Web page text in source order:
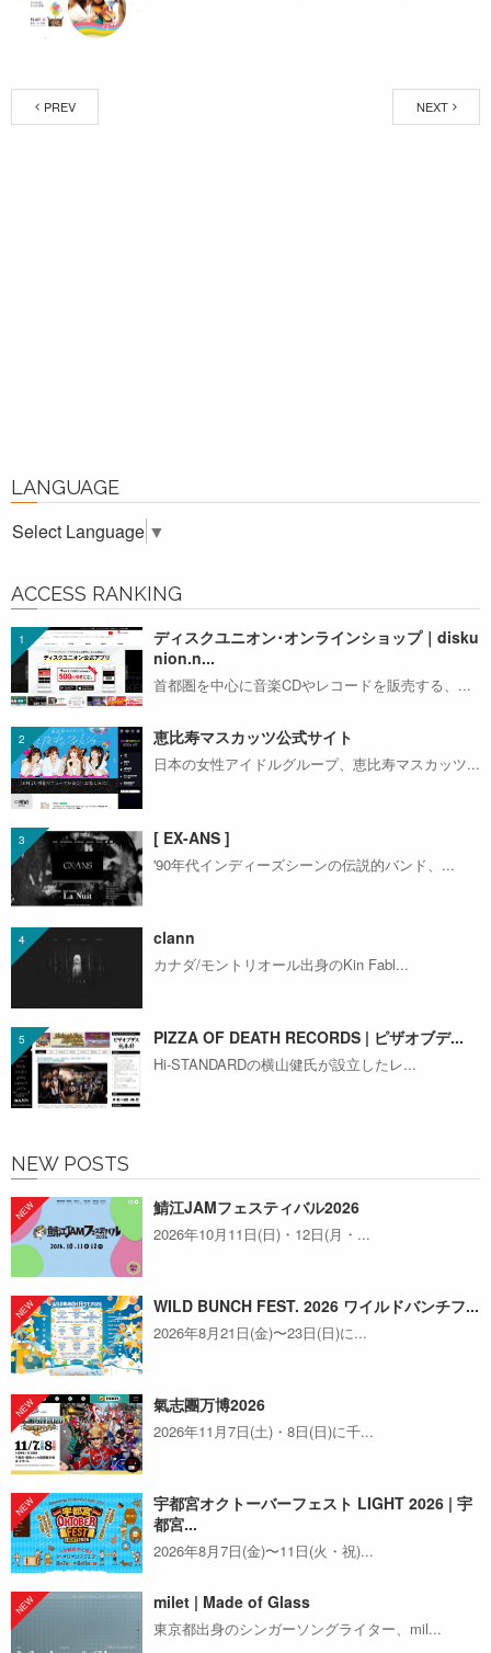
PREV NEXT
LANGUAGE
Select Language ▼
ACCESS RANKING
ディスクユニオン･オンラインショップ｜disku
nion.n...
首都圏を中心に音楽CDやレコードを販売する、...
恵比寿マスカッツ公式サイト
日本の女性アイドルグループ、恵比寿マスカッツ...
[ EX-ANS ]
'90年代インディーズシーンの伝説的バンド、...
clann
カナダ/モントリオール出身のKin Fabl...
PIZZA OF DEATH RECORDS | ピザオブデ...
Hi-STANDARDの横山健氏が設立したレ...
NEW POSTS
鯖江JAMフェスティバル2026
2026年10月11日(日)・12日(月・...
WILD BUNCH FEST. 2026 ワイルドバンチフ...
2026年8月21日(金)〜23日(日)に...
氣志團万博2026
2026年11月7日(土)・8日(日)に千...
宇都宮オクトーバーフェスト LIGHT 2026 | 宇
都宮...
2026年8月7日(金)〜11日(火・祝)...
milet | Made of Glass
東京都出身のシンガーソングライター、mil...